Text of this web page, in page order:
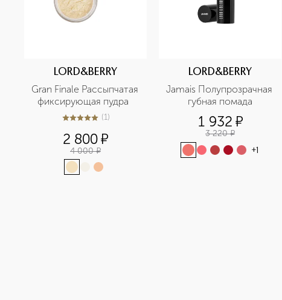
LORD&BERRY
Gran Finale Рассыпчатая
5из 51 (1)
2 800¤
4 000 ¤
LORD&BERRY
Jamais Полупрозрачная
губная помада
1 932 ¤
3 220 ¤
+1